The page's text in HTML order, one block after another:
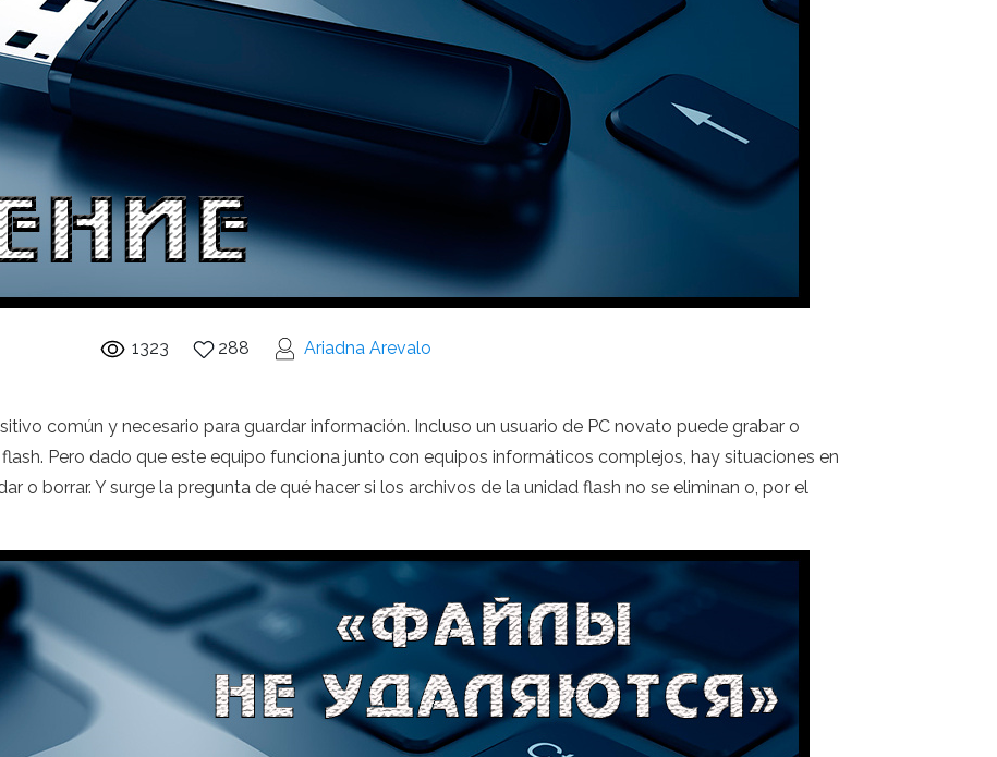
1323 288 Ariadna Arevalo
común y necesario para guardar información. Incluso un usuario de PC novato puede grabar o
Pero dado que este equipo funciona junto con equipos informáticos complejos, hay situaciones en
o borrar. Y surge la pregunta de qué hacer si los archivos de la unidad flash no se eliminan o, por el